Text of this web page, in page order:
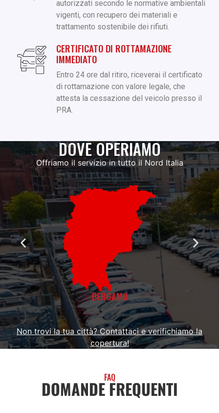
autorizzati secondo le normative ambientali
vigenti, con recupero dei materiali e
trattamento sostenibile dei rifiuti.
CERTIFICATO DI ROTTAMAZIONE
IMMEDIATO
Entro 24 ore dal ritiro, riceverai il certificato
di rottamazione con valore legale, che
attesta la cessazione del veicolo presso il
PRA.
DOVE OPERIAMO
Offriamo il servizio in tutto il Nord Italia
BERGAMO
Non trovi la tua città? Contattaci e verifichiamo la
copertura!
FAQ
DOMANDE FREQUENTI